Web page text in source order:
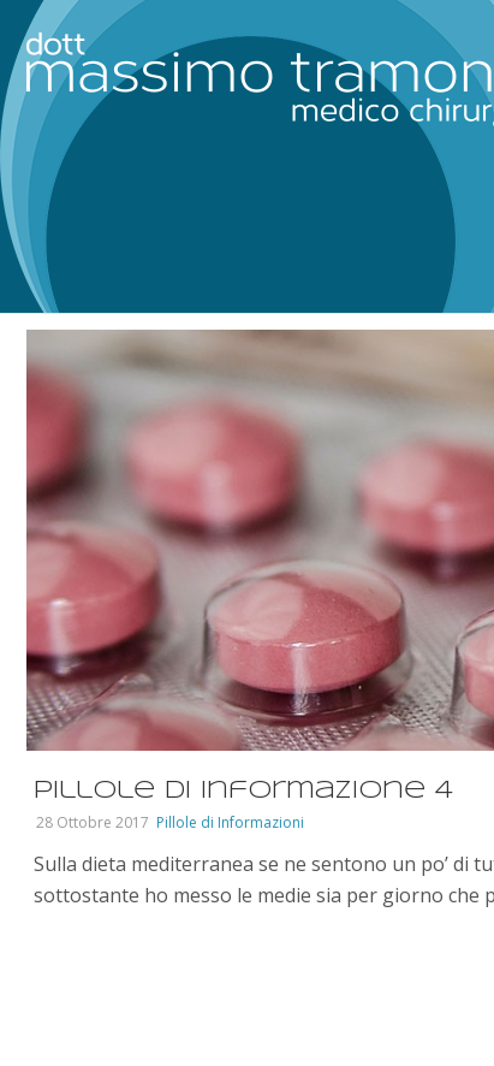
Tag Archives for: "formaggi"
Pillole di informazione 4
28 Ottobre 2017 Pillole di Informazioni
Sulla dieta mediterranea se ne sentono un po’ di
sottostante ho messo le medie sia per giorno che